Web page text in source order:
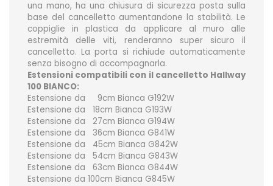
una mano, ha una chiusura di sicurezza posta sulla
base del cancelletto aumentandone la stabilità. Le
coppiglie in plastica da applicare al muro alle
estremità delle viti, renderanno super sicuro il
cancelletto. La porta si richiude automaticamente
senza bisogno di accompagnarla.
Estensioni compatibili con il cancelletto Hallway
100 BIANCO:
Estensione da 9cm Bianca G192W
Estensione da 18cm Bianca G193W
Estensione da 27cm Bianca G194W
Estensione da 36cm Bianca G841W
Estensione da 45cm Bianca G842W
Estensione da 54cm Bianca G843W
Estensione da 63cm Bianca G844W
Estensione da 100cm Bianca G845W